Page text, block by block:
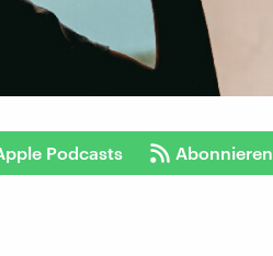
Podcasts Abonnieren